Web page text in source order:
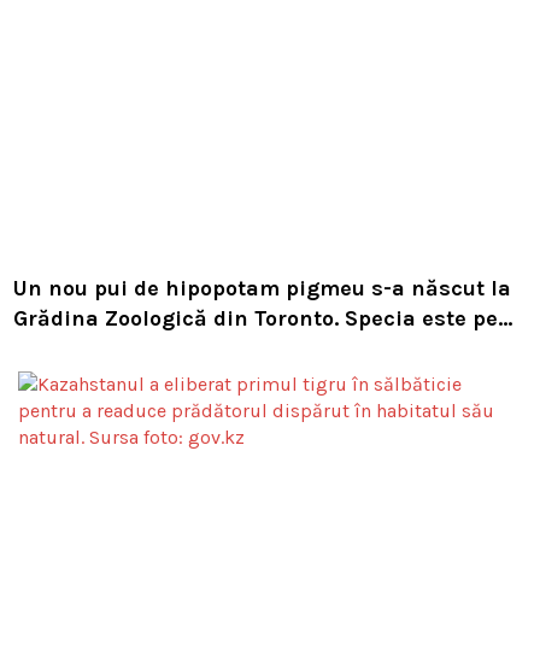
Un nou pui de hipopotam pigmeu s-a născut la
Grădina Zoologică din Toronto. Specia este pe